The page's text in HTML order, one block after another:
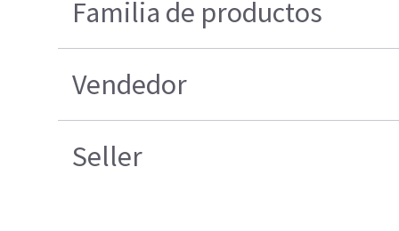
Familia de productos
Vendedor
Seller